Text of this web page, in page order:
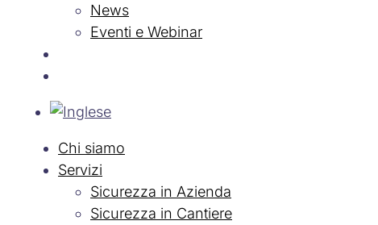
News
Eventi e Webinar
Chi siamo
Servizi
Sicurezza in Azienda
Sicurezza in Cantiere